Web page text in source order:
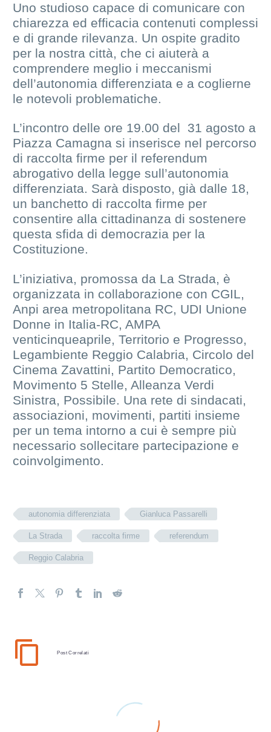
Uno studioso capace di comunicare con
chiarezza ed efficacia contenuti complessi
e di grande rilevanza. Un ospite gradito
per la nostra città, che ci aiuterà a
comprendere meglio i meccanismi
dell’autonomia differenziata e a coglierne
le notevoli problematiche.
L’incontro delle ore 19.00 del 31 agosto a
Piazza Camagna si inserisce nel percorso
di raccolta firme per il referendum
abrogativo della legge sull’autonomia
differenziata. Sarà disposto, già dalle 18,
un banchetto di raccolta firme per
consentire alla cittadinanza di sostenere
questa sfida di democrazia per la
Costituzione.
L’iniziativa, promossa da La Strada, è
organizzata in collaborazione con CGIL,
Anpi area metropolitana RC, UDI Unione
Donne in Italia-RC, AMPA
venticinqueaprile, Territorio e Progresso,
Legambiente Reggio Calabria, Circolo del
Cinema Zavattini, Partito Democratico,
Movimento 5 Stelle, Alleanza Verdi
Sinistra, Possibile. Una rete di sindacati,
associazioni, movimenti, partiti insieme
per un tema intorno a cui è sempre più
necessario sollecitare partecipazione e
coinvolgimento.
autonomia differenziata Gianluca Passarelli
La Strada raccolta firme referendum
Reggio Calabria
Post Correlati